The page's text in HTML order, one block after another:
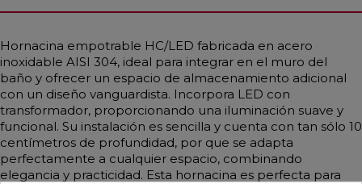
Hornacina empotrable HC/LED fabricada en acero
inoxidable AISI 304, ideal para integrar en el muro del
baño y ofrecer un espacio de almacenamiento adicional
con un diseño vanguardista. Incorpora LED con
transformador, proporcionando una iluminación suave y
funcional. Su instalación es sencilla y cuenta con tan sólo 10
centímetros de profundidad, por que se adapta
perfectamente a cualquier espacio, combinando
elegancia y practicidad. Esta hornacina es perfecta para